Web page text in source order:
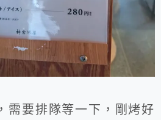
需要排隊等一下，剛烤好